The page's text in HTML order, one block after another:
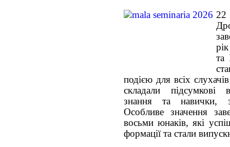
та
подією для всіх
складали підсумкові
знання та навички,
Особливе значення
восьми юнаків, які
формації та стали